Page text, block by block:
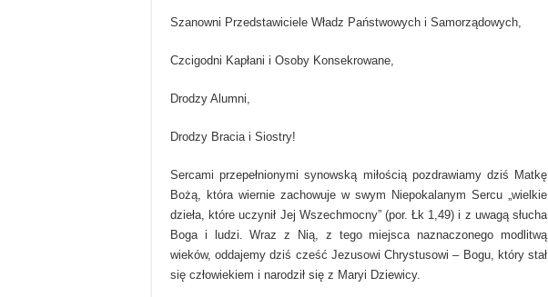
Szanowni Przedstawiciele Władz Państwowych i Samorządowych,
Czcigodni Kapłani i Osoby Konsekrowane,
Drodzy Alumni,
Drodzy Bracia i Siostry!
Sercami przepełnionymi synowską miłością pozdrawiamy dziś Matkę
Bożą, która wiernie zachowuje w swym Niepokalanym Sercu „wielkie
dzieła, które uczynił Jej Wszechmocny” (por. Łk 1,49) i z uwagą słucha
Boga i ludzi. Wraz z Nią, z tego miejsca naznaczonego modlitwą
wieków, oddajemy dziś cześć Jezusowi Chrystusowi – Bogu, który stał
się człowiekiem i narodził się z Maryi Dziewicy.